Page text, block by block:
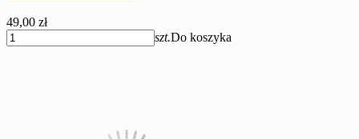
49,00 zł
szt.Do koszyka